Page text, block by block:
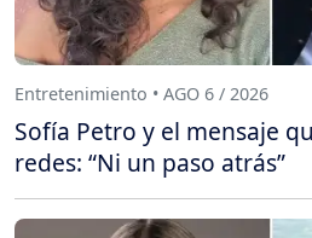
Entretenimiento • AGO 6 / 2026
Sofía Petro y el mensaje
redes: “Ni un paso atrás”